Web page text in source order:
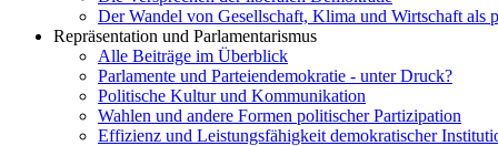
Der Wandel von Gesellschaft, Klima und Wirtschaft als
Repräsentation und Parlamentarismus
Alle Beiträge im Überblick
Parlamente und Parteiendemokratie - unter Druck?
Politische Kultur und Kommunikation
Wahlen und andere Formen politischer Partizipation
Effizienz und Leistungsfähigkeit demokratischer